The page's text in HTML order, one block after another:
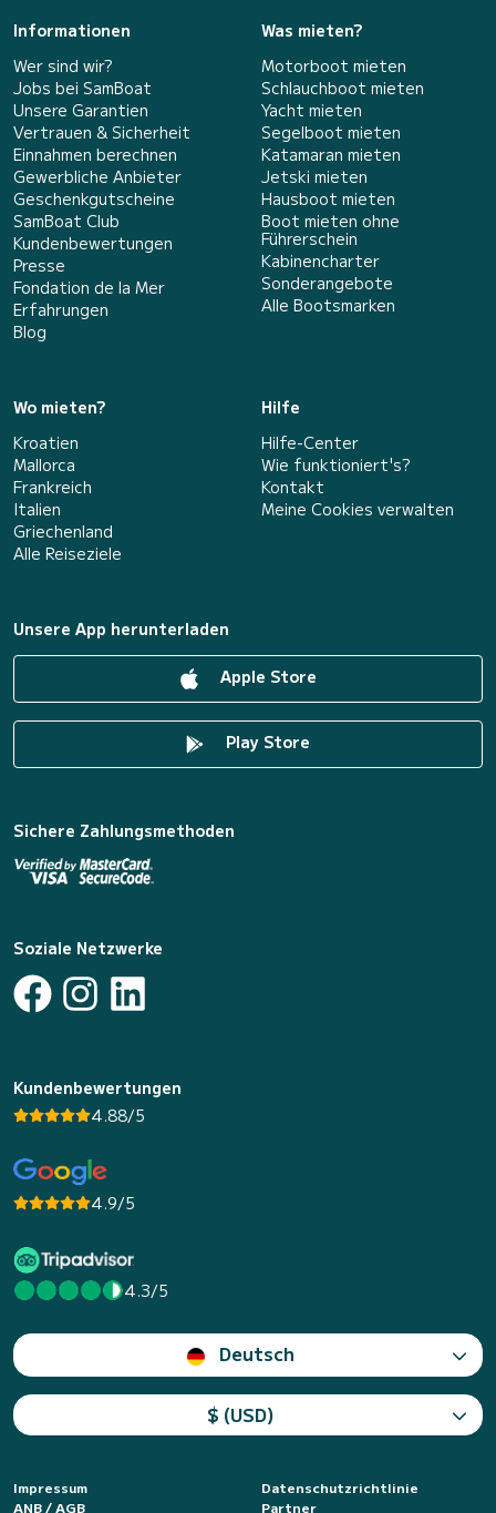
Informationen
Wer sind wir?
Jobs bei SamBoat
Unsere Garantien
Vertrauen & Sicherheit
Einnahmen berechnen
Gewerbliche Anbieter
Geschenkgutscheine
SamBoat Club
Kundenbewertungen
Presse
Fondation de la Mer
Erfahrungen
Blog
Was mieten?
Motorboot mieten
Schlauchboot mieten
Yacht mieten
Segelboot mieten
Katamaran mieten
Jetski mieten
Hausboot mieten
Boot mieten ohne
Führerschein
Kabinencharter
Sonderangebote
Alle Bootsmarken
Wo mieten?
Kroatien
Mallorca
Frankreich
Italien
Griechenland
Alle Reiseziele
Hilfe
Hilfe-Center
Wie funktioniert's?
Kontakt
Meine Cookies verwalten
Unsere App herunterladen
Apple Store
Play Store
Sichere Zahlungsmethoden
Soziale Netzwerke
Kundenbewertungen
4.88/5
4.9/5
4.3/5
Deutsch
$ (USD)
Impressum
Datenschutzrichtlinie
ANB / AGB
Partner